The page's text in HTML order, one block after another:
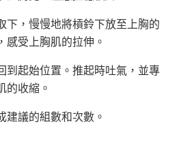
下，慢慢地將槓鈴下放至上胸的
感受上胸肌的拉伸。
到起始位置。推起時吐氣，並專
的收縮。
建議的組數和次數。